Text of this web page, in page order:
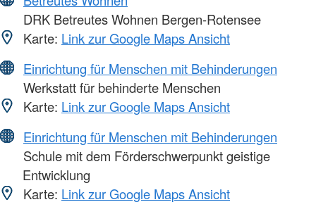
DRK Betreutes Wohnen Bergen-Rotensee
Karte: Link zur Google Maps Ansicht
Einrichtung für Menschen mit Behinderungen
Werkstatt für behinderte Menschen
Karte: Link zur Google Maps Ansicht
Einrichtung für Menschen mit Behinderungen
Schule mit dem Förderschwerpunkt geistige
Entwicklung
Karte: Link zur Google Maps Ansicht